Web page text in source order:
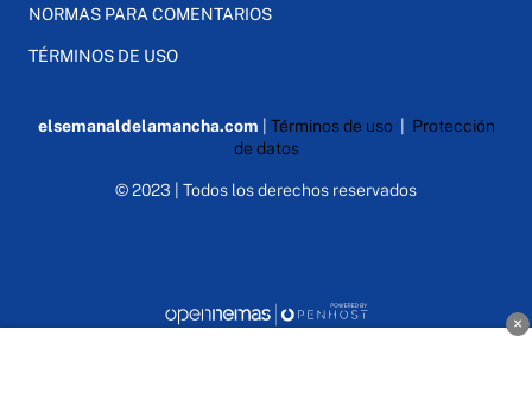
NORMAS PARA COMENTARIOS
TÉRMINOS DE USO
elsemanaldelamancha.com | Términos de uso| Protección
de datos
© 2023 | Todos los derechos reservados
×